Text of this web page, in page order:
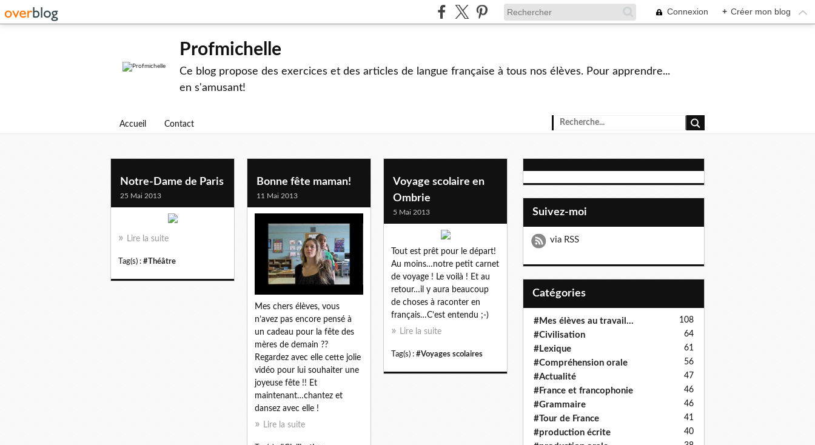
Connexion + Créer mon blog
Profmichelle
Ce blog propose des exercices et des articles de langue française à tous nos élèves. Pour apprendre...
en s'amusant!
Accueil Contact
Notre-Dame de Paris
25 Mai 2013
Lire la suite
Tag(s) : #Théâtre
Bonne fête maman!
11 Mai 2013
Mes chers élèves, vous
n’avez pas encore pensé à
un cadeau pour la fête des
mères de demain ??
Regardez avec elle cette jolie
vidéo pour lui souhaiter une
joyeuse fête !! Et
maintenant…chantez et
dansez avec elle !
Lire la suite
Voyage scolaire en
Ombrie
5 Mai 2013
Tout est prêt pour le départ!
Au moins…notre petit carnet
de voyage ! Le voilà ! Et au
retour…il y aura beaucoup
de choses à raconter en
français…C’est entendu ;-)
Lire la suite
Tag(s) : #Voyages scolaires
Suivez-moi
via RSS
Catégories
#Mes élèves au travail... 108
#Civilisation 64
#Lexique 61
#Compréhension orale 56
#Actualité 47
#France et francophonie 46
#Grammaire 46
#Tour de France 41
#production écrite 40